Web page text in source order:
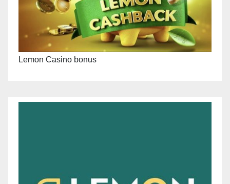
Lemon Casino bonus